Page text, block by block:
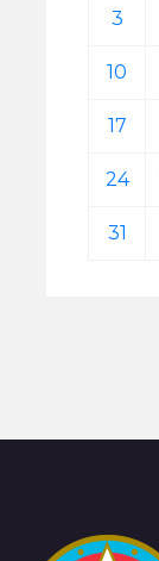
3
10
17
24
31